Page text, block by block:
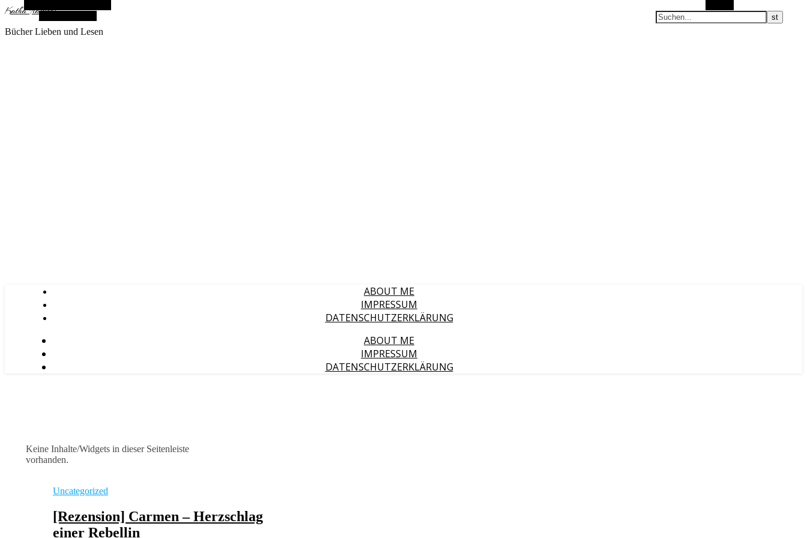
KathaFlauschi
Bücher Lieben und Lesen
Zufallsauswahl
ABOUT ME
IMPRESSUM
DATENSCHUTZERKLÄRUNG
ABOUT ME
IMPRESSUM
DATENSCHUTZERKLÄRUNG
Keine Inhalte/Widgets in dieser Seitenleiste
vorhanden.
Uncategorized
[Rezension] Carmen – Herzschlag
einer Rebellin